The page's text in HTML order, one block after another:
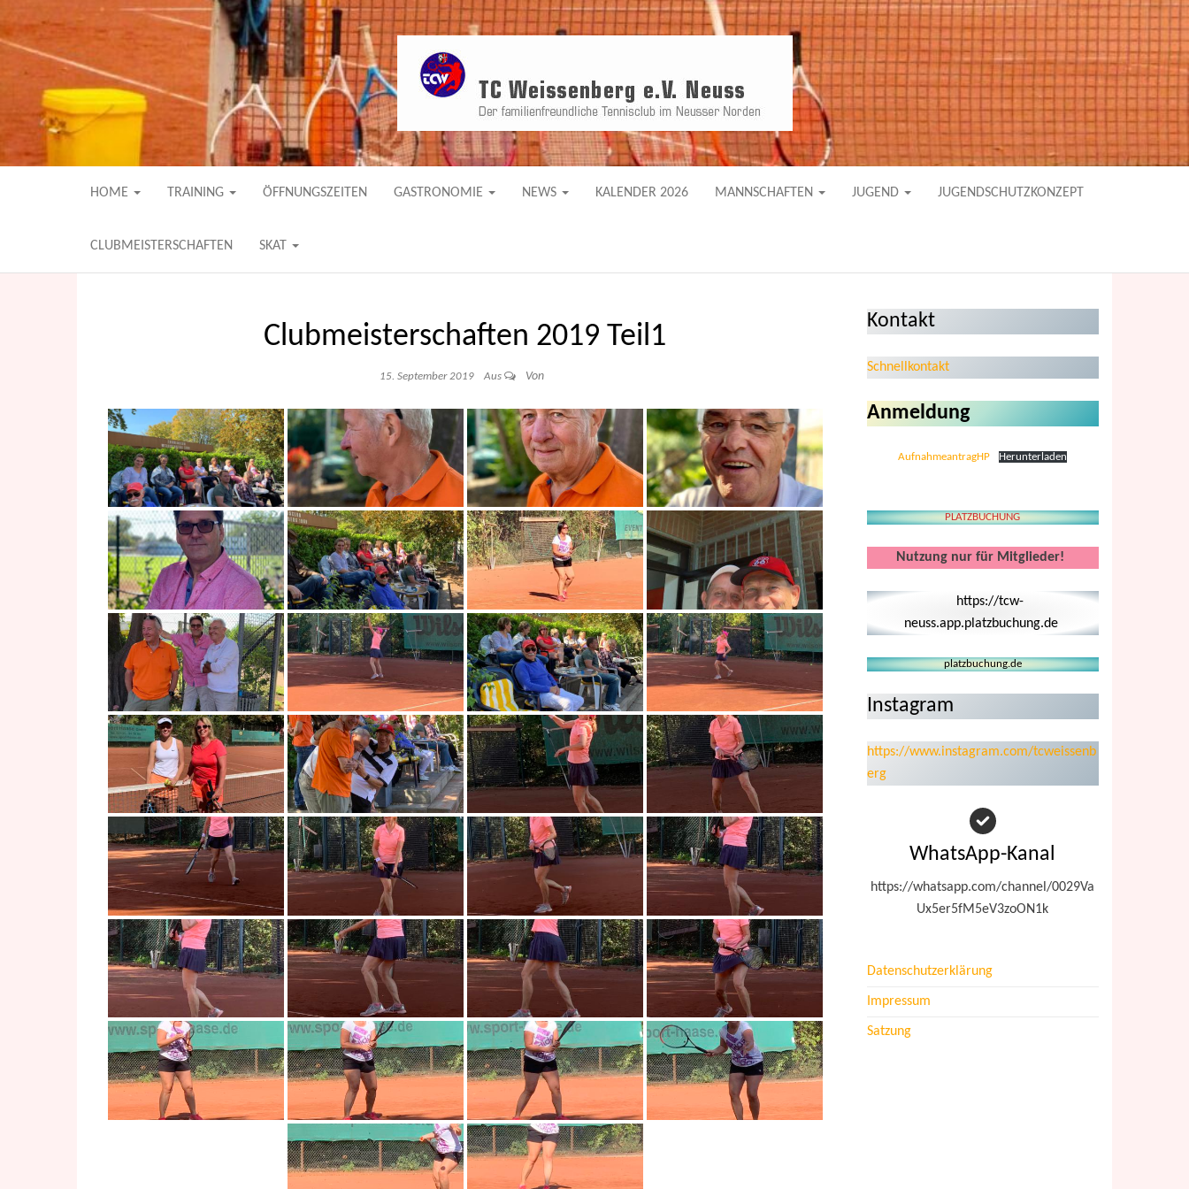
TC WEISSENBERG E.V. NEUSS
TCW, der familienfreundliche Tennisverein in Neusser Norden
HOME TRAINING ÖFFNUNGSZEITEN GASTRONOMIE NEWS KALENDER 2026 MANNSCHAFTEN JUGEND JUGENDSCHUTZKONZEPT
CLUBMEISTERSCHAFTEN SKAT
Clubmeisterschaften 2019 Teil1
15. September 2019 Aus Von
Kontakt
Schnellkontakt
Anmeldung
AufnahmeantragHP Herunterladen
PLATZBUCHUNG
Nutzung nur für Mitglieder!
https://tcw-
neuss.app.platzbuchung.de
platzbuchung.de
Instagram
https://www.instagram.com/tcweissenb
erg
WhatsApp-Kanal
https://whatsapp.com/channel/0029Va
Ux5er5fM5eV3zoON1k
Datenschutzerklärung
Impressum
Satzung